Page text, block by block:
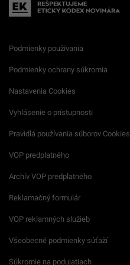
Podmienky používania
Podmienky ochrany súkromia
Nastavenia Cookies
Vyhlásenie o prístupnosti
Pravidlá používania súborov Cookies
VOP predplatného
Archív VOP predplatného
Reklamačný formulár
VOP reklamných služieb
Všeobecné podmienky súťaží
Súkromie na podujatiach